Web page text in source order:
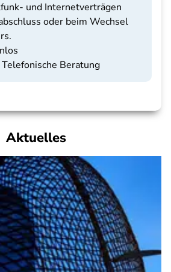
und Internetverträgen
oder beim Wechsel
Beratung
Aktuelles